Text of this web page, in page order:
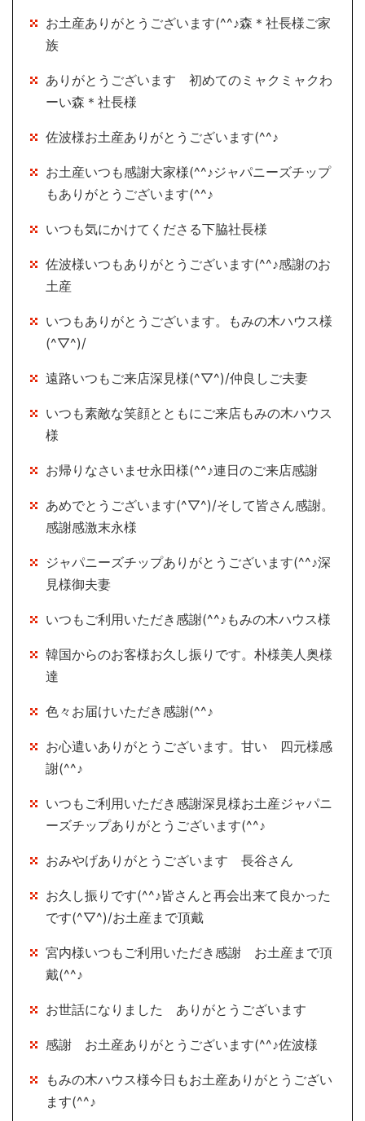
お土産ありがとうございます(^^♪森＊社長様ご家
族
ありがとうございます 初めてのミャクミャクわ
ーい森＊社長様
佐波様お土産ありがとうございます(^^♪
お土産いつも感謝大家様(^^♪ジャパニーズチップ
もありがとうございます(^^♪
いつも気にかけてくださる下脇社長様
佐波様いつもありがとうございます(^^♪感謝のお
土産
いつもありがとうございます。もみの木ハウス様
(^▽^)/
遠路いつもご来店深見様(^▽^)/仲良しご夫妻
いつも素敵な笑顔とともにご来店もみの木ハウス
様
お帰りなさいませ永田様(^^♪連日のご来店感謝
あめでとうございます(^▽^)/そして皆さん感謝。
感謝感激末永様
ジャパニーズチップありがとうございます(^^♪深
見様御夫妻
いつもご利用いただき感謝(^^♪もみの木ハウス様
韓国からのお客様お久し振りです。朴様美人奥様
達
色々お届けいただき感謝(^^♪
お心遣いありがとうございます。甘い 四元様感
謝(^^♪
いつもご利用いただき感謝深見様お土産ジャパニ
ーズチップありがとうございます(^^♪
おみやげありがとうございます 長谷さん
お久し振りです(^^♪皆さんと再会出来て良かった
です(^▽^)/お土産まで頂戴
宮内様いつもご利用いただき感謝 お土産まで頂
戴(^^♪
お世話になりました ありがとうございます
感謝 お土産ありがとうございます(^^♪佐波様
もみの木ハウス様今日もお土産ありがとうござい
ます(^^♪